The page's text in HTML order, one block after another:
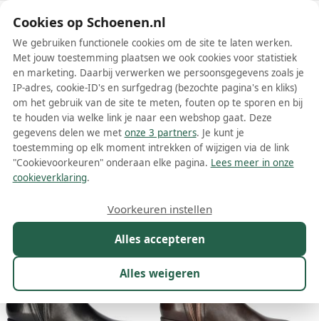
Schoenen.nl
Wis filters Alle filters
Regarde le Ciel dames enkellaarsjes
Meer lezen
Cookies op Schoenen.nl
We gebruiken functionele cookies om de site te laten werken.
Met jouw toestemming plaatsen we ook cookies voor statistiek
en marketing. Daarbij verwerken we persoonsgegevens zoals je
IP-adres, cookie-ID's en surfgedrag (bezochte pagina's en kliks)
om het gebruik van de site te meten, fouten op te sporen en bij
te houden via welke link je naar een webshop gaat. Deze
gegevens delen we met onze 3 partners. Je kunt je
toestemming op elk moment intrekken of wijzigen via de link
"Cookievoorkeuren" onderaan elke pagina. Lees meer in onze
cookieverklaring.
Alles accepteren
Alles weigeren
Voorkeuren instellen